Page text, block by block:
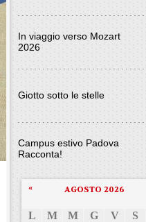
In viaggio verso Mozart
2026
Giotto sotto le stelle
Campus estivo Padova
Racconta!
AGOSTO 2026
«
L M M G V S